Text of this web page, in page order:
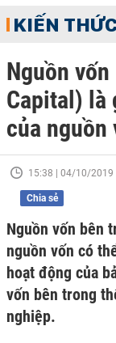
KIẾN
Nguồn
Capital) là
của nguồn
15:38 | 04/10/2019
Chia sẻ
Nguồn vốn bên
nguồn vốn có
hoạt động của
vốn bên trong
nghiệp.